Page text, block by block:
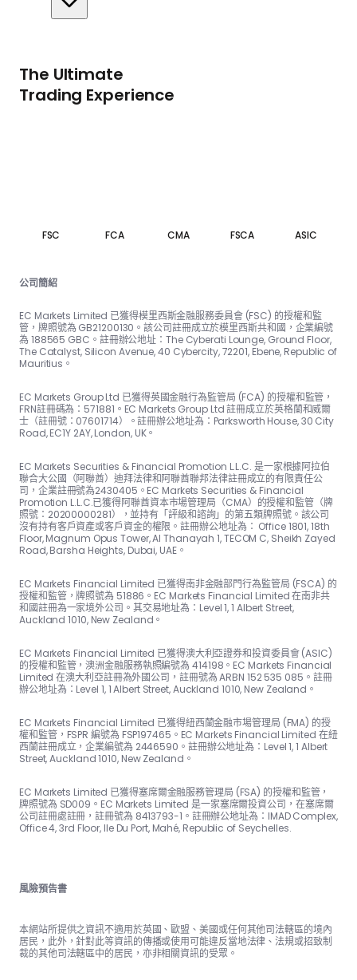
The Ultimate
Trading Experience
FSC FCA CMA FSCA ASIC
公司簡紹
EC Markets Limited 已獲得模里西斯金融服務委員會 (FSC) 的授權和監
管，牌照號為 GB21200130。該公司註冊成立於模里西斯共和國，企業編號
為 188565 GBC。註冊辦公地址：The Cyber​​ati Lounge, Ground Floor,
The Catalyst, Silicon Avenue, 40 Cyber​​city, 72201, Ebene, Republic of
Mauritius。
EC Markets Group Ltd 已獲得英國金融行為監管局 (FCA) 的授權和監管，
FRN註冊碼為：57188​​1。EC Markets Group Ltd 註冊成立於英格蘭和威爾
士（註冊號：07601714）。註冊辦公地址為：Parksworth House, 30 City
Road, EC1Y 2AY, London, UK。
EC Markets Securities & Financial Promotion L.L.C. 是一家根據阿拉伯
聯合大公國（阿聯酋）迪拜法律和阿聯酋聯邦法律註冊成立的有限責任公
司，企業註冊號為2430405。EC Markets Securities & Financial
Promotion L.L.C.已獲得阿聯酋資本市場管理局（CMA）的授權和監管（牌
照號：20200000281），並持有「評級和諮詢」的第五類牌照號。該公司
沒有持有客戶資產或客戶資金的權限。註冊辦公地址為： Office 1801, 18th
Floor, Magnum Opus Tower, Al Thanayah 1, TECOM C, Sheikh Zayed
Road, Barsha Heights, Dubai, UAE。
EC Markets Financial Limited 已獲得南非金融部門行為監管局 (FSCA) 的
授權和監管，牌照號為 51886。EC Markets Financial Limited 在南非共
和國註冊為一家境外公司。其交易地址為：Level 1, 1 Albert Street,
Auckland 1010, New Zealand。
EC Markets Financial Limited 已獲得澳大利亞證券和投資委員會 (ASIC)
的授權和監管，澳洲金融服務執照編號為 414198。EC Markets Financial
Limited 在澳大利亞註冊為外國公司，註冊號為 ARBN 152 535 085。註冊
辦公地址為：Level 1, 1 Albert Street, Auckland 1010, New Zealand。
EC Markets Financial Limited 已獲得紐西蘭金融市場管理局 (FMA) 的授
權和監管，FSPR 編號為 FSP197465。EC Markets Financial Limited 在紐
西蘭註冊成立，企業編號為 2446590。註冊辦公地址為：Level 1, 1 Albert
Street, Auckland 1010, New Zealand。
EC Markets Limited 已獲得塞席爾金融服務管理局 (FSA) 的授權和監管，
牌照號為 SD009。EC Markets Limited 是一家塞席爾投資公司，在塞席爾
公司註冊處註冊，註冊號為 8413793-1。註冊辦公地址為：IMAD Complex,
Office 4, 3rd Floor, Ile Du Port, Mahé, Republic of Seychelles.
風險預告書
本網站所提供之資訊不適用於英國、歐盟、美國或任何其他司法轄區的境內
居民，此外，針對此等資訊的傳播或使用可能違反當地法律、法規或招致制
裁的其他司法轄區中的居民，亦非相關資訊的受眾。